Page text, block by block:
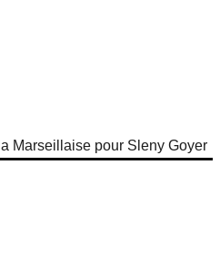
Marseillaise pour Sleny Goyer